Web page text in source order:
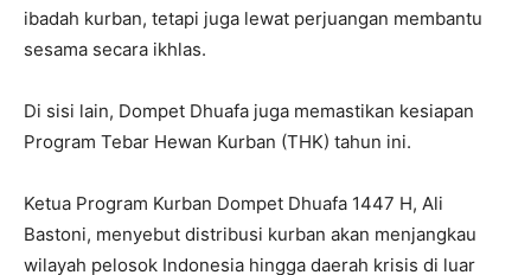
ibadah kurban, tetapi juga lewat perjuangan membantu
sesama secara ikhlas.
Di sisi lain, Dompet Dhuafa juga memastikan kesiapan
Program Tebar Hewan Kurban (THK) tahun ini.
Ketua Program Kurban Dompet Dhuafa 1447 H, Ali
Bastoni, menyebut distribusi kurban akan menjangkau
wilayah pelosok Indonesia hingga daerah krisis di luar